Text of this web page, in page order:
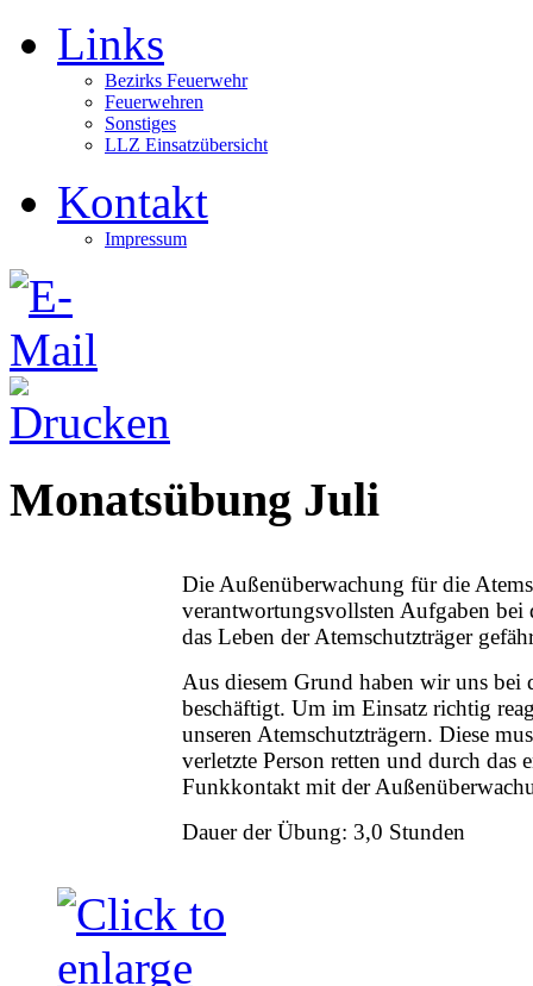
Links
Bezirks Feuerwehr
Feuerwehren
Sonstiges
LLZ Einsatzübersicht
Kontakt
Impressum
Monatsübung Juli
Die Außenüberwachung für die
verantwortungsvollsten Aufgaben bei
das Leben der Atemschutzträger
Aus diesem Grund haben wir uns
beschäftigt. Um im Einsatz richtig
unseren Atemschutzträgern. Diese
verletzte Person retten und durch das
Funkkontakt mit der
Dauer der Übung: 3,0 Stunden